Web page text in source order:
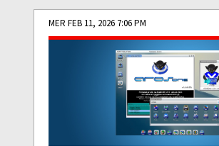
MER FEB 11, 2026 7:06 PM